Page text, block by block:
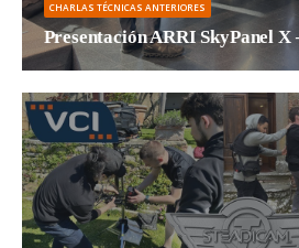
CHARLAS TÉCNICAS ANTERIORES
Presentación ARRI SkyPanel X
El pasado 5 de marzo 2024 presentamos por